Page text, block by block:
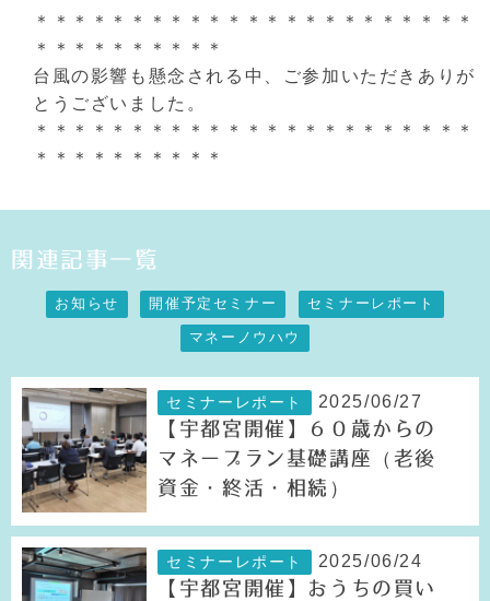
＊＊＊＊＊＊＊＊＊＊＊＊＊＊＊＊＊＊＊＊＊＊＊
＊＊＊＊＊＊＊＊＊＊
台風の影響も懸念される中、ご参加いただきありが
とうございました。
＊＊＊＊＊＊＊＊＊＊＊＊＊＊＊＊＊＊＊＊＊＊＊
＊＊＊＊＊＊＊＊＊＊
関連記事一覧
お知らせ 開催予定セミナー セミナーレポート
マネーノウハウ
セミナーレポート 2025/06/27
【宇都宮開催】６０歳からの
マネープラン基礎講座（老後
資金・終活・相続）
セミナーレポート 2025/06/24
【宇都宮開催】おうちの買い